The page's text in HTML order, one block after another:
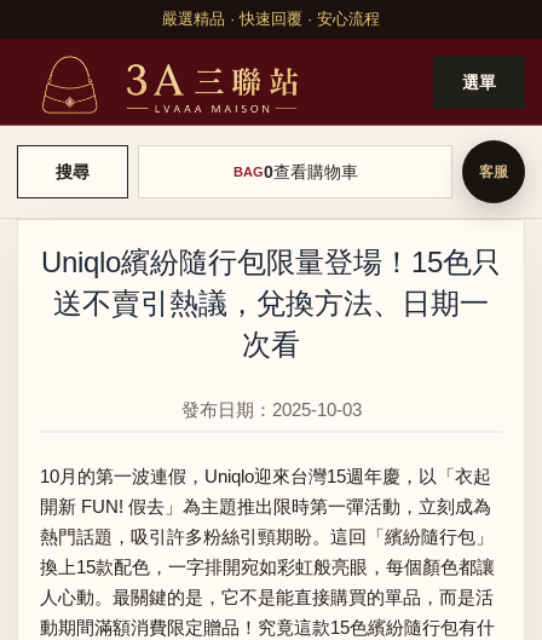
嚴選精品 · 快速回覆 · 安心流程
選單
搜尋 BAG0查看購物車
Uniqlo繽紛隨行包限量登場！15色只
送不賣引熱議，兌換方法、日期一
次看
發布日期：2025-10-03
10月的第一波連假，Uniqlo迎來台灣15週年慶，以「衣起
開新 FUN! 假去」為主題推出限時第一彈活動，立刻成為
熱門話題，吸引許多粉絲引頸期盼。這回「繽紛隨行包」
換上15款配色，一字排開宛如彩虹般亮眼，每個顏色都讓
人心動。最關鍵的是，它不是能直接購買的單品，而是活
動期間滿額消費限定贈品！究竟這款15色繽紛隨行包有什